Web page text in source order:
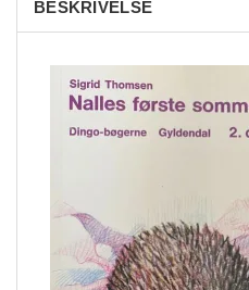
BESKRIVELSE